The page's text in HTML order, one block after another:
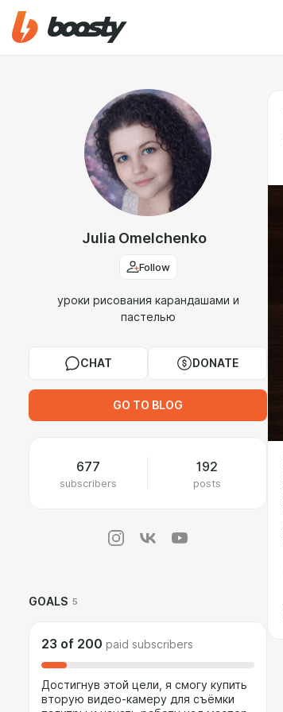
Julia Omelchenko
Follow
уроки рисования карандашами и
пастелью
CHAT DONATE
GO TO BLOG
677
subscribers
192
posts
GOALS 5
23 of 200 paid subscribers
Достигнув этой цели, я смогу купить
вторую видео-камеру для съёмки